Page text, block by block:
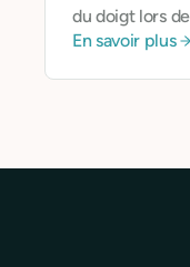
du doigt lors
En savoir plus